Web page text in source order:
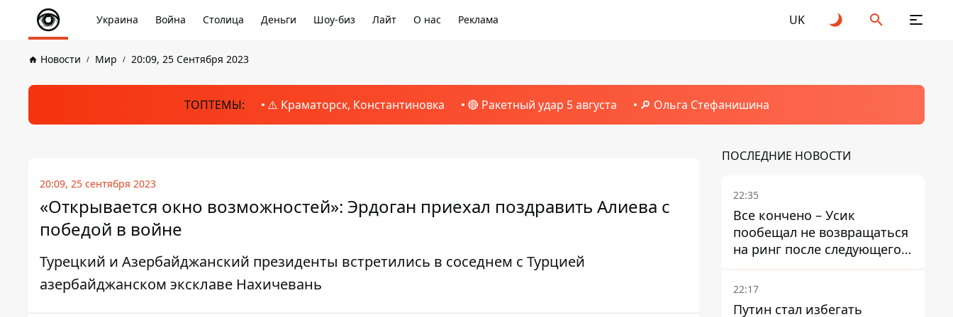
Украина Война Столица Деньги Шоу-биз Лайт О нас Реклама UK
Новости Мир 20:09, 25 Сентября 2023
ТОПТЕМЫ: ⚠️ Краматорск, Константиновка 🔴 Ракетный удар 5 августа 🔎 Ольга Стефанишина
20:09, 25 сентября 2023
«Открывается окно возможностей»: Эрдоган приехал поздравить Алиева с
победой в войне
Турецкий и Азербайджанский президенты встретились в соседнем с Турцией
азербайджанском эксклаве Нахичевань
ПОСЛЕДНИЕ НОВОСТИ
22:35
Все кончено – Усик
пообещал не возвращаться
на ринг после следующего
боя
22:17
Путин стал избегать